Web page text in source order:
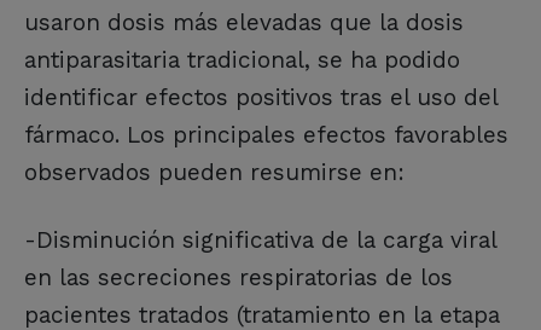
usaron dosis más elevadas que la dosis
antiparasitaria tradicional, se ha podido
identificar efectos positivos tras el uso del
fármaco. Los principales efectos favorables
observados pueden resumirse en:
-Disminución significativa de la carga viral
en las secreciones respiratorias de los
pacientes tratados (tratamiento en la etapa